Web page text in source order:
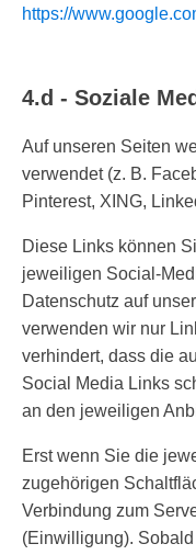
https://
4.d - Soziale
Auf unseren Seiten
verwendet (z. B.
Pinterest, XING,
Diese Links können
jeweiligen Social-
Datenschutz auf
verwenden wir nur
verhindert, dass die
Social Media Links
an den jeweiligen
Erst wenn Sie die
zugehörigen
Verbindung zum
(Einwilligung).